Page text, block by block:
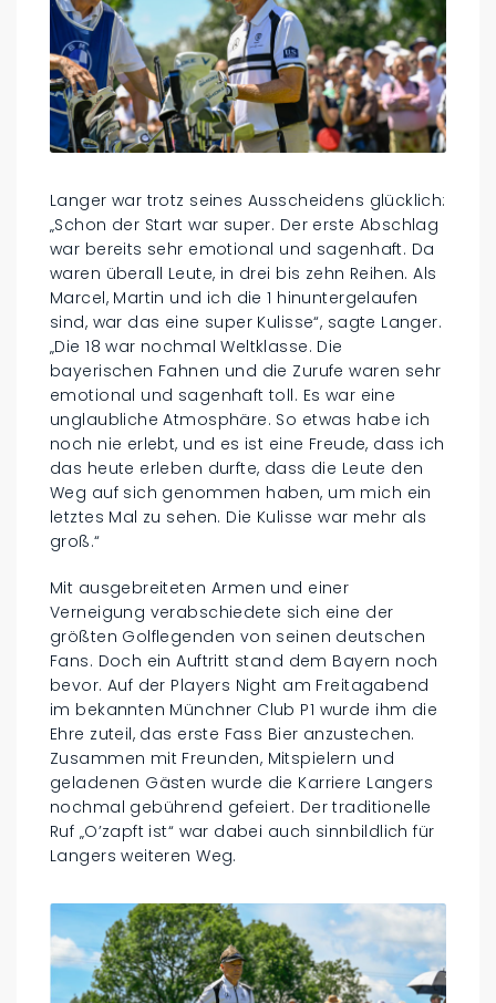
Langer war trotz seines Ausscheidens glücklich:
„Schon der Start war super. Der erste Abschlag
war bereits sehr emotional und sagenhaft. Da
waren überall Leute, in drei bis zehn Reihen. Als
Marcel, Martin und ich die 1 hinuntergelaufen
sind, war das eine super Kulisse“, sagte Langer.
„Die 18 war nochmal Weltklasse. Die
bayerischen Fahnen und die Zurufe waren sehr
emotional und sagenhaft toll. Es war eine
unglaubliche Atmosphäre. So etwas habe ich
noch nie erlebt, und es ist eine Freude, dass ich
das heute erleben durfte, dass die Leute den
Weg auf sich genommen haben, um mich ein
letztes Mal zu sehen. Die Kulisse war mehr als
groß.“
Mit ausgebreiteten Armen und einer
Verneigung verabschiedete sich eine der
größten Golflegenden von seinen deutschen
Fans. Doch ein Auftritt stand dem Bayern noch
bevor. Auf der Players Night am Freitagabend
im bekannten Münchner Club P1 wurde ihm die
Ehre zuteil, das erste Fass Bier anzustechen.
Zusammen mit Freunden, Mitspielern und
geladenen Gästen wurde die Karriere Langers
nochmal gebührend gefeiert. Der traditionelle
Ruf „O’zapft ist“ war dabei auch sinnbildlich für
Langers weiteren Weg.